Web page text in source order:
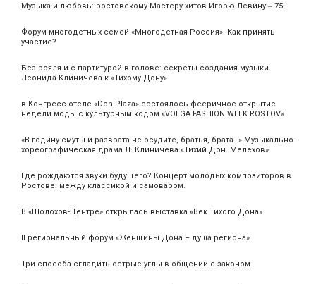
Музыка и любовь: ростовскому Мастеру хитов Игорю Левину ‒ 75!
Форум многодетных семей «Многодетная Россия». Как принять
участие?
Без рояля и с партитурой в голове: секреты создания музыки
Леонида Клиничева к «Тихому Дону»
в Конгресс-отеле «Don Plaza» состоялось фееричное открытие
недели моды с культурным кодом «VOLGA FASHION WEEK ROSTOV»
«В годину смуты и разврата не осудите, братья, брата…» Музыкально-
хореографическая драма Л. Клиничева «Тихий Дон. Мелехов»
Где рождаются звуки будущего? Концерт молодых композиторов в
Ростове: между классикой и самоваром.
В «Шолохов-Центре» открылась выставка «Век Тихого Дона»
II региональный форум «Женщины Дона – душа региона»
Три способа сгладить острые углы в общении с законом